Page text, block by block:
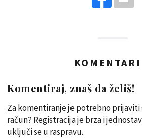
KOMENTARI
Komentiraj, znaš da želiš!
Za komentiranje je potrebno prijaviti
račun? Registracija je brza i
uključi se u raspravu.